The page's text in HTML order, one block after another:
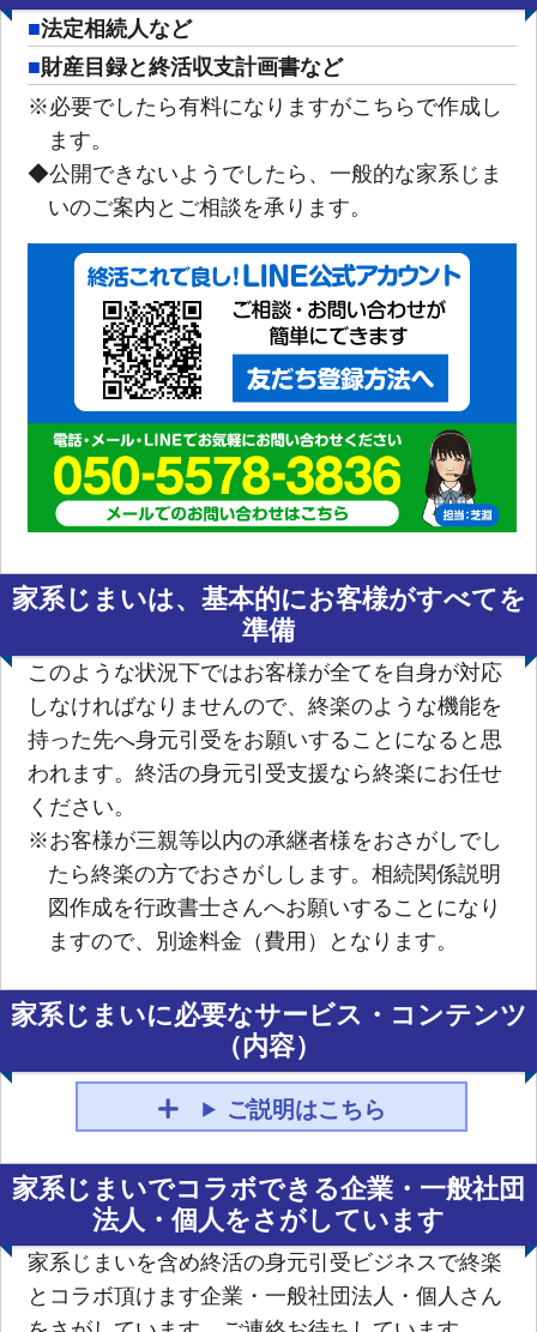
法定相続人など
財産目録と終活収支計画書など
※必要でしたら有料になりますがこちらで作成し
ます。
◆公開できないようでしたら、一般的な家系じま
いのご案内とご相談を承ります。
家系じまいは、基本的にお客様がすべてを
準備
このような状況下ではお客様が全てを自身が対応
しなければなりませんので、終楽のような機能を
持った先へ身元引受をお願いすることになると思
われます。終活の身元引受支援なら終楽にお任せ
ください。
※お客様が三親等以内の承継者様をおさがしでし
たら終楽の方でおさがしします。相続関係説明
図作成を行政書士さんへお願いすることになり
ますので、別途料金（費用）となります。
家系じまいに必要なサービス・コンテンツ
（内容）
ご説明はこちら
家系じまいでコラボできる企業・一般社団
法人・個人をさがしています
家系じまいを含め終活の身元引受ビジネスで終楽
とコラボ頂けます企業・一般社団法人・個人さん